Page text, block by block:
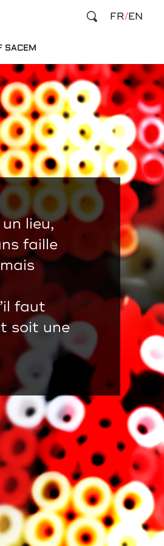
SACEM
FR EN
lieu,
faille
faut
soit une